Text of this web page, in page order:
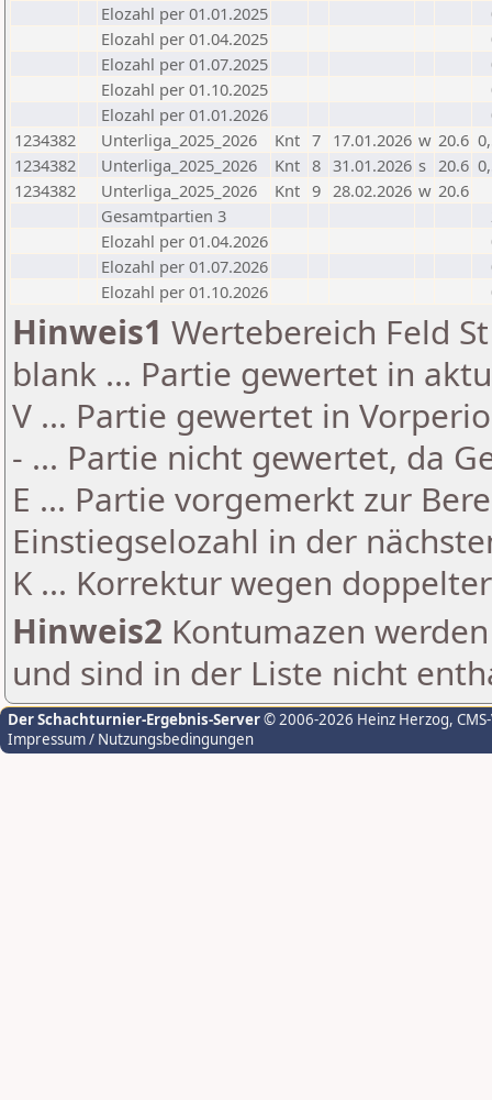
Elozahl per 01.01.2025
Elozahl per 01.04.2025
Elozahl per 01.07.2025
Elozahl per 01.10.2025
Elozahl per 01.01.2026
1234382
Unterliga_2025_2026 Knt 7 17.01.2026 w 20.6
1234382
Unterliga_2025_2026 Knt 8 31.01.2026 s 20.6
1234382
Unterliga_2025_2026 Knt 9 28.02.2026 w 20.6
Gesamtpartien 3
Elozahl per 01.04.2026
Elozahl per 01.07.2026
Elozahl per 01.10.2026
Hinweis1 Wertebereich Feld
blank ... Partie gewertet in
V ... Partie gewertet in
- ... Partie nicht gewertet, da
E ... Partie vorgemerkt zur
Einstiegselozahl in der
K ... Korrektur wegen
Hinweis2 Kontumazen
und sind in der Liste nicht
Der Schachturnier-Ergebnis-Server© 2006-2026 Heinz Herzog,
Impressum / Nutzungsbedingungen